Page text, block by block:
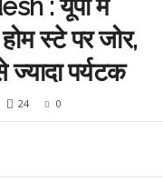
: यूपी में
स्टे पर जोर,
पर्यटक
24 0